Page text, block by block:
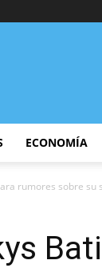
ECONOMÍA
rumores sobre su